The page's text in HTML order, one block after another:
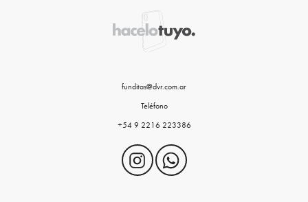
funditas@dvr.com.ar
Teléfono
+54 9 2216 223386